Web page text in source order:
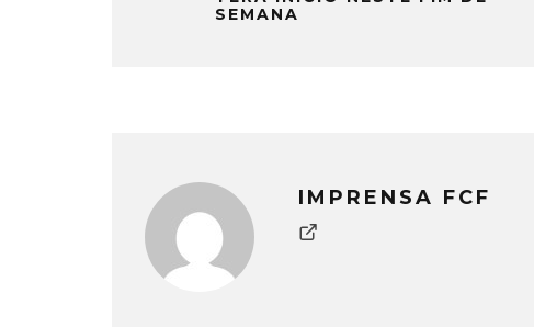
SEMANA
IMPRENSA FCF